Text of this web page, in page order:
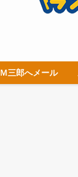
Ｍ三郎へメール